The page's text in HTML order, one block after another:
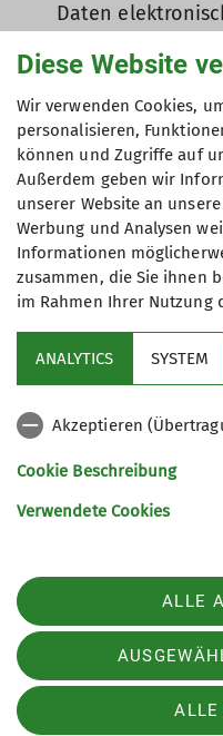
Daten
genutzt werden.
meine
kann. *
Mit (*) markierte
sind Pflichtfelder
Service
Links
94315 Straubing
Telefon +49942180965
Impressum
Diese Website
Wir verwenden Cookies,
personalisieren,
können und Zugriffe auf
Außerdem geben wir
unserer Website an
Werbung und Analysen
Informationen
zusammen, die Sie ihnen
im Rahmen Ihrer Nutzung
ANALYTICS SYSTEM
Akzeptieren
Cookie Beschreibung
Verwendete Cookies
ALLE